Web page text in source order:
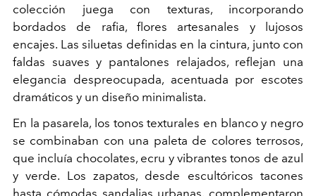
colección juega con texturas, incorporando
bordados de rafia, flores artesanales y lujosos
encajes. Las siluetas definidas en la cintura, junto con
faldas suaves y pantalones relajados, reflejan una
elegancia despreocupada, acentuada por escotes
dramáticos y un diseño minimalista.
En la pasarela, los tonos texturales en blanco y negro
se combinaban con una paleta de colores terrosos,
que incluía chocolates, ecru y vibrantes tonos de azul
y verde. Los zapatos, desde escultóricos tacones